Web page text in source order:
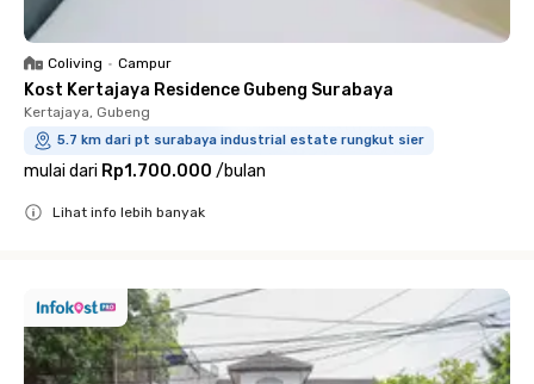
Coliving • Campur
Kost Kertajaya Residence Gubeng Surabaya
Kertajaya, Gubeng
5.7 km dari pt surabaya industrial estate rungkut sier
mulai dari Rp1.700.000 /bulan
Lihat info lebih banyak